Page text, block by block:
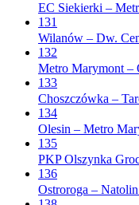
EC Siekierki –
131
Wilanów – Dw.
132
Metro Marymont –
133
Choszczówka –
134
Olesin – Metro
135
PKP Olszynka
136
Ostroroga – Natolin